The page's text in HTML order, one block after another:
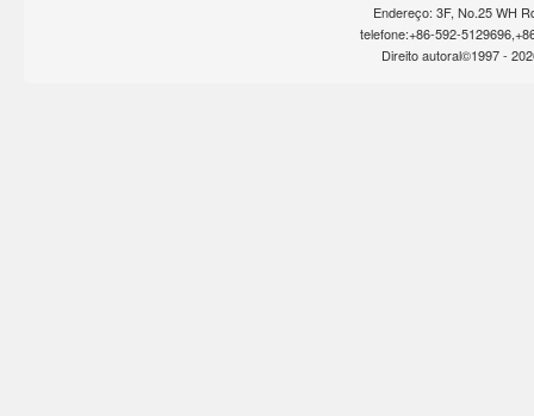
Endereço: 3F, No.25 WH
telefone:+86-592-
Direito autoral©1997 -